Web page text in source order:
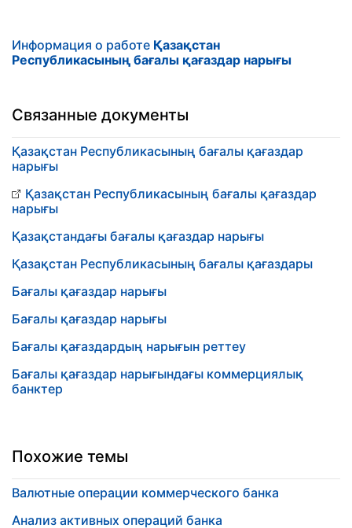
Информация о работе Қазақстан
Республикасының бағалы қағаздар нарығы
Связанные документы
Қазақстан Республикасының бағалы қағаздар
нарығы
Қазақстан Республикасының бағалы қағаздар
нарығы
Қазақстандағы бағалы қағаздар нарығы
Қазақстан Республикасының бағалы қағаздары
Бағалы қағаздар нарығы
Бағалы қағаздар нарығы
Бағалы қағаздардың нарығын реттеу
Бағалы қағаздар нарығындағы коммерциялық
банктер
Похожие темы
Валютные операции коммерческого банка
Анализ активных операций банка